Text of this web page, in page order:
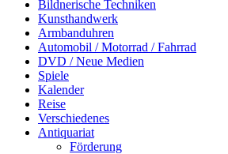
Bildnerische Techniken
Kunsthandwerk
Armbanduhren
Automobil / Motorrad / Fahrrad
DVD / Neue Medien
Spiele
Kalender
Reise
Verschiedenes
Antiquariat
Förderung